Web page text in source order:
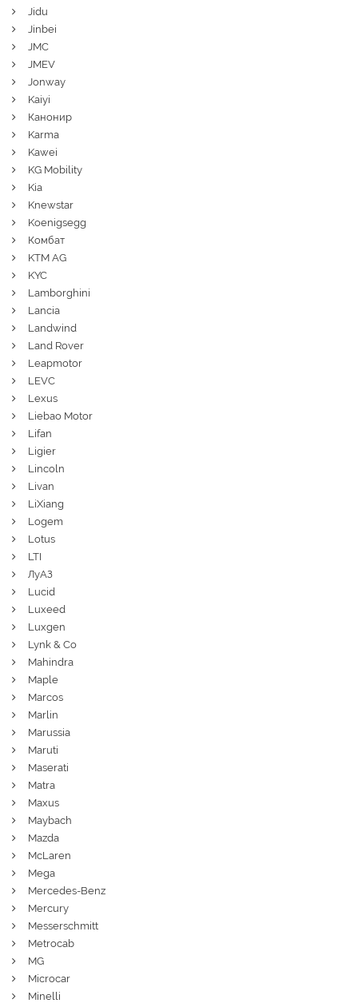
Jidu
Jinbei
JMC
JMEV
Jonway
Kaiyi
Канонир
Karma
Kawei
KG Mobility
Kia
Knewstar
Koenigsegg
Комбат
KTM AG
KYC
Lamborghini
Lancia
Landwind
Land Rover
Leapmotor
LEVC
Lexus
Liebao Motor
Lifan
Ligier
Lincoln
Livan
LiXiang
Logem
Lotus
LTI
ЛуАЗ
Lucid
Luxeed
Luxgen
Lynk & Co
Mahindra
Maple
Marcos
Marlin
Marussia
Maruti
Maserati
Matra
Maxus
Maybach
Mazda
McLaren
Mega
Mercedes-Benz
Mercury
Messerschmitt
Metrocab
MG
Microcar
Minelli